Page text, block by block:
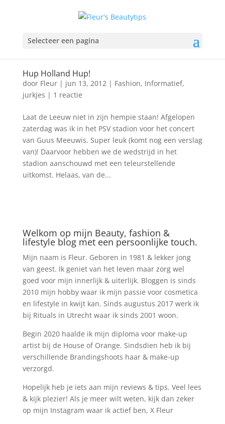
Selecteer een pagina
Hup Holland Hup!
door Fleur| jun 13, 2012| Fashion, Informatief,
jurkjes | 1 reactie
Laat de Leeuw niet in zijn hempie staan! Afgelopen
zaterdag was ik in het PSV stadion voor het concert
van Guus Meeuwis. Super leuk (komt nog een verslag
van)! Daarvoor hebben we de wedstrijd in het
stadion aanschouwd met een teleurstellende
uitkomst. Helaas, van de...
Welkom op mijn Beauty, fashion &
lifestyle blog met een persoonlijke touch.
Mijn naam is Fleur. Geboren in 1981 & lekker jong
van geest. Ik geniet van het leven maar zorg wel
goed voor mijn innerlijk & uiterlijk. Bloggen is sinds
2010 mijn hobby waar ik mijn passie voor cosmetica
en lifestyle in kwijt kan. Sinds augustus 2017 werk ik
bij Rituals in Utrecht waar ik sinds 2001 woon.
Begin 2020 haalde ik mijn diploma voor make-up
artist bij de House of Orange. Sindsdien heb ik bij
verschillende Brandingshoots haar & make-up
verzorgd.
Hopelijk heb je iets aan mijn reviews & tips. Veel lees
& kijk plezier! Als je meer wilt weten, kijk dan zeker
op mijn Instagram waar ik actief ben, X Fleur